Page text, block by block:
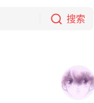
搜索